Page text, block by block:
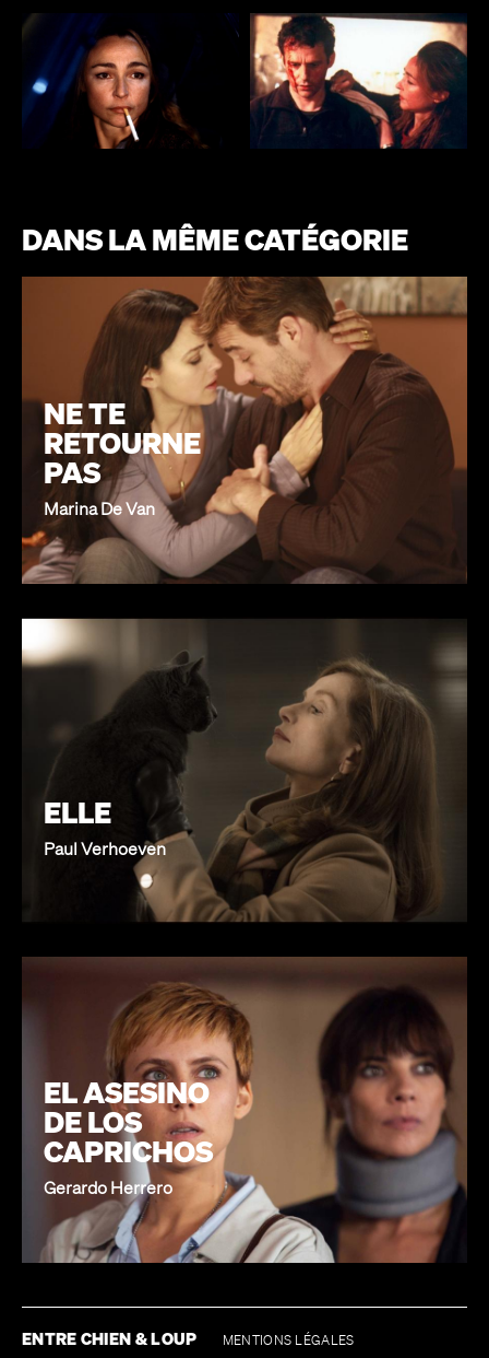
DANS LA MÊME CATÉGORIE
NE TE
RETOURNE
PAS
Marina De Van
ELLE
Paul Verhoeven
EL ASESINO
DE LOS
CAPRICHOS
Gerardo Herrero
ENTRE CHIEN & LOUP MENTIONS LÉGALES